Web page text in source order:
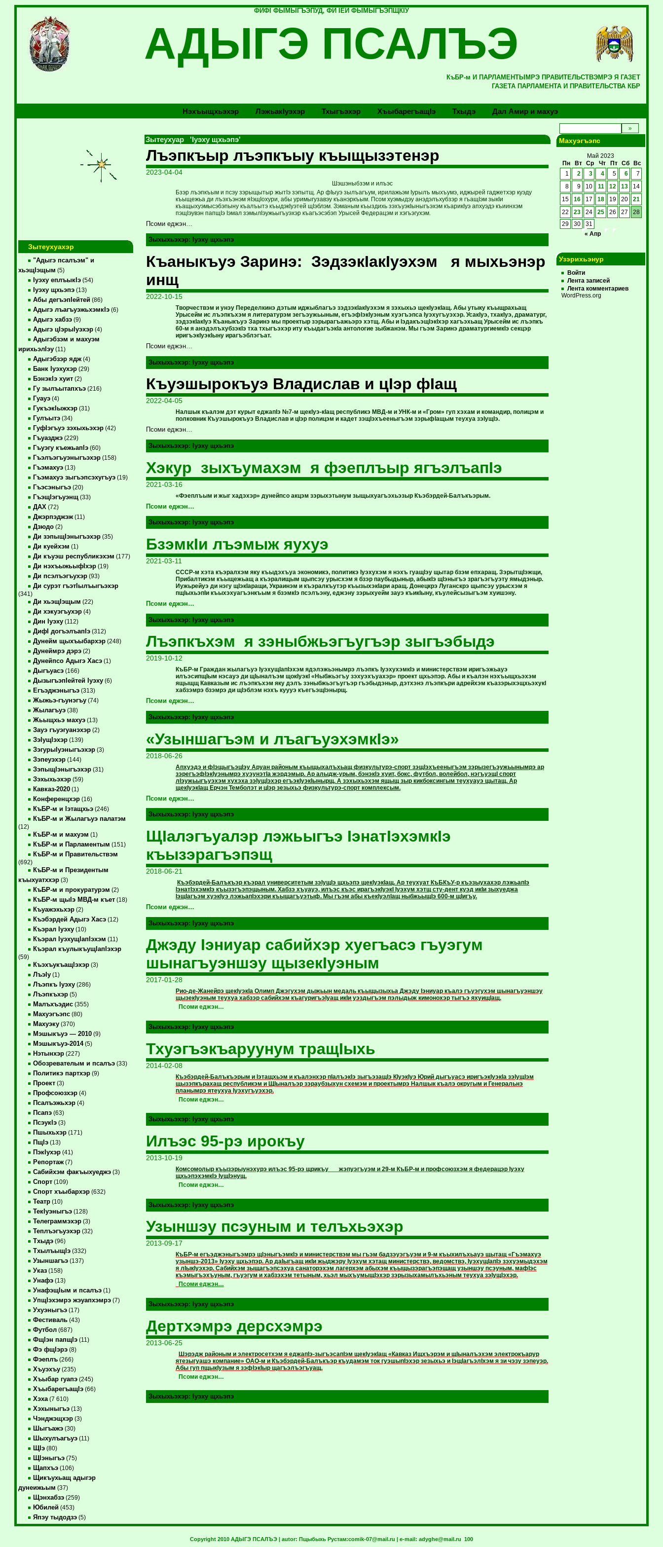
ФИФI ФЫМЫГЪЭПУД, ФИ IЕЙ ФЫМЫГЪЭПЩКIУ
АДЫГЭ ПСАЛЪЭ
КъБР-м И ПАРЛАМЕНТЫМРЭ ПРАВИТЕЛЬСТВЭМРЭ Я ГАЗЕТ
ГАЗЕТА ПАРЛАМЕНТА И ПРАВИТЕЛЬСТВА КБР
Нэхъыщхьэхэр Лэжьакlуэхэр Тхыгъэхэр Хъыбарегъащlэ Тхыдэ Дал Амир и махуэ
Зытеухуахэр
"Адыгэ псалъэм" и
хьэщIэщым (5)
Iуэху еплъыкIэ(54)
Iуэху щхьэпэ(13)
Абы дегъэпIейтей(86)
Адыгэ лъагъуэжьхэмкIэ(6)
Адыгэ хабзэ(9)
Адыгэ цIэрыIуэхэр(4)
Адыгэбзэм и махуэм
ирихьэлIэу(11)
Адыгэбзэр ядж(4)
Банк Iуэхухэр(29)
БэнэкIэ хуит(2)
Гу зылъытапхъэ(216)
Гуауэ(4)
ГукъэкIыжхэр(31)
Гулъытэ(34)
ГуфIэгъуэ зэхыхьэхэр(42)
Гъуазджэ(229)
Гъуэгу къежьапIэ(60)
Гъэлъэгъуэныгъэхэр(158)
Гъэмахуэ(13)
Гъэмахуэ зыгъэпсэхугъуэ(19)
Гъэсэныгъэ(20)
ГъэщIэгъуэнщ(33)
ДАХ (72)
Джэрпэджэж(11)
Дзюдо(2)
Ди зэпыщIэныгъэхэр(35)
Ди куейхэм (1)
Ди къуэш республикэхэм (177)
Ди нэхъыжьыфIхэр(19)
Ди псэлъэгъухэр(93)
Ди сурэт гъэтIылъыгъэхэр
(341)
Ди хьэщIэщым (22)
Ди хэкуэгъухэр(4)
Дин Iуэху(112)
ДифI догъэлъапIэ(312)
Дунейм щыхъыбархэр(248)
Дунеймрэ дэрэ(2)
Дунейпсо Адыгэ Хасэ(1)
Дыгъуасэ(166)
ДызыгъэпIейтей Iуэху(6)
Егъэджэныгъэ(313)
Жыжьэ-гъунэгъу(74)
Жылагъуэ(38)
Жьыщхьэ махуэ(13)
Зауэ гъуэгуанэхэр(2)
ЗэIущIэхэр(139)
ЗэгурыIуэныгъэхэр(3)
Зэпеуэхэр(144)
ЗэпыщIэныгъэхэр(31)
Зэхыхьэхэр(59)
Кавказ-2020(1)
Конференцхэр(16)
КъБР-м и Iэтащхьэ(246)
КъБР-м и Жылагъуэ палатэм
(12)
КъБР-м и махуэм (1)
КъБР-м и Парламентым (151)
КъБР-м и Правительствэм
(692)
КъБР-м и Президентым
къыхуатххэр(3)
КъБР-м и прокуратурэм (2)
КъБР-м щыIэ МВД-м къет(18)
Къуажэхьхэр(2)
Къэбэрдей Адыгэ Хасэ(12)
Къэрал Iуэху(10)
Къэрал IуэхущIапIэхэм (11)
Къэрал къулыкъущIапIэхэр
(59)
КъэхъукъащIэхэр(3)
ЛъэIу(1)
Лъэпкъ Iуэху(286)
Лъэпкъхэр(5)
Малъхъэдис(355)
Махуэгъэпс(80)
Махуэку(370)
Мэшыкъуэ — 2010(9)
Мэшыкъуэ-2014(5)
Нэтынхэр(227)
Обозревателым и псалъэ(33)
Политикэ партхэр(9)
Проект(3)
Профсоюзхэр(4)
Псалъэжьхэр(4)
Псапэ(63)
ПсэукIэ(3)
Пшыхьхэр(171)
ПщIэ(13)
ПэкIухэр(41)
Репортаж(7)
Сабийхэм факъыхуеджэ(3)
Спорт(109)
Спорт хъыбархэр(632)
Театр(10)
ТекIуэныгъэ(128)
Телеграммэхэр(3)
Теплъэгъуэхэр(32)
Тхыдэ(96)
ТхылъыщIэ(332)
Узыншагъэ(137)
Указ(158)
Унафэ(13)
УнафэщIым и псалъэ(1)
УпщIэхэмрэ жэуапхэмрэ(7)
Ухуэныгъэ(17)
Фестиваль(43)
Футбол(687)
ФщIэн папщIэ(11)
Фэ фщIэрэ(8)
Фэеплъ(266)
Хъуэхъу(235)
Хъыбар гуапэ(245)
ХъыбарегъащIэ(66)
Хэха(7 610)
Хэхыныгъэ(13)
Чэнджэщхэр(3)
Шыгъажэ(30)
Шыхулъагъуэ(11)
ЩIэ(80)
ЩIэныгъэ(75)
Щапхъэ(106)
Щикъухьащ адыгэр
дунеижьым (37)
Щэнхабзэ(259)
Юбилей(453)
Япэу тыдодзэ(5)
Зытеухуар 'Iуэху щхьэпэ'
Лъэпкъыр лъэпкъыу къыщызэтенэр
2023-04-04
Шэшэныбзэм и илъэс
Бзэр лъэпкъым и псэу зэрыщытыр жытIэ зэпытщ. Ар фIыуэ зылъагъум, ирилажьэм Iурылъ мыхъумэ, иджырей гаджетхэр куэду
къыщежьа ди лъэхъэнэм яIэщIохури, абы уримыгузавэу къанэркъым. Псом хуэмыдэу анэдэлъхубзэр я гъащIэм зыкIи
къащыхуэмысэбэпыну къалъытэ къыдэкIуэтей щIэблэм. Зэманым къыздихь зэхъуэкIыныгъэхэм къарикIуэ апхуэдэ къиинхэм
пэщIэувэн папщIэ Iэмал зэмылIэужьыгъуэхэр къагъэсэбэп Урысей Федерацэм и хэгъэгухэм.
Псоми еджэн…
Зыхыхьэхэр: Iуэху щхьэпэ
Къаныкъуэ Заринэ: ЗэдзэкIакIуэхэм я мыхьэнэр
инщ
2022-10-15
Творчествэм и унэу Переделкинэ дэтым иджыблагъэ зэдзэкIакIуэхэм я зэхыхьэ щекIуэкIащ. Абы утыку къыщрахьащ
Урысейм ис лъэпкъхэм я литературэм зегъэужьыным, егъэфIэкIуэным хуэгъэпса Iуэхугъуэхэр. УсакIуэ, тхакIуэ, драматург,
зэдзэкIакIуэ Къаныкъуэ Заринэ мы проектыр зэрырагъажьэрэ хэтщ. Абы и IэдакъэщIэкIхэр хагъэхьащ Урысейм ис лъэпкъ
60-м я анэдэлъхубзэкIэ тха тхыгъэхэр иту къыдагъэкIа антологие зыбжанэм. Мы гъэм Заринэ драматургиемкIэ секцэр
иригъэкIуэкIыну ирагъэблэгъат.
Псоми еджэн…
Зыхыхьэхэр: Iуэху щхьэпэ
Къуэшырокъуэ Владислав и цIэр фIащ
2022-04-05
Налшык къалэм дэт курыт еджапIэ №7-м щекIуэ-кIащ республикэ МВД-м и УНК-м и «Гром» гуп хэхам и командир, полицэм и
полковник Къуэшырокъуэ Владислав и цIэр полицэм и кадет зэщIэхъееныгъэм зэрыфIащым теухуа зэIущIэ.
Псоми еджэн…
Зыхыхьэхэр: Iуэху щхьэпэ
Хэкур зыхъумахэм я фэеплъыр ягъэлъапIэ
2021-03-16
«Фэеплъым и жыг хадэхэр» дунейпсо акцэм зэрыхэтынум зыщыхуагъэхьэзыр Къэбэрдей-Балъкъэрым.
Псоми еджэн…
Зыхыхьэхэр: Iуэху щхьэпэ
БзэмкIи лъэмыж яухуэ
2021-03-11
СССР-м хэта къэралхэм яку къыдэхъуа экономикэ, политикэ Iуэхухэм я нэхъ гуащIэу щытар бзэм епхаращ. ЗэрытщIэжщи,
Прибалтикэм къыщежьащ а къэралищым щыпсэу урысхэм я бзэр паубыдыныр, абыкIэ щIэныгъэ зрагъэгъуэту ямыдэныр.
Иужьрейуэ ди нэгу щIэкIаращи, Украинэм и къэралкъутэр къызыхэкIари аращ. Донецкрэ Луганскрэ щыпсэу урысхэм я
пщIыхьэпIи къыхэхуагъэнкъым я бзэмкIэ псэлъэну, еджэну зэрыхуейм зауэ къикIыну, къулейсызыгъэм хуишэну.
Псоми еджэн…
Зыхыхьэхэр: Iуэху щхьэпэ
Лъэпкъхэм я зэныбжьэгъугъэр зыгъэбыдэ
2019-10-12
КъБР-м Граждан жылагъуэ IуэхущIапIэхэм ядэлэжьэнымрэ лъэпкъ IуэхухэмкIэ и министерствэм иригъэжьауэ
илъэсипщIым нэсауэ ди щIыналъэм щокIуэкI «Ныбжьэгъу зэхуэхъуахэр» проект щхьэпэр. Абы и къалэн нэхъыщхьэхэм
ящыщщ Кавказым ис лъэпкъхэм яку дэлъ зэныбжьэгъугъэр гъэбыдэныр, дэтхэнэ лъэпкъри адрейхэм къазэрыхэщхьэхукI
хабзэмрэ бзэмрэ ди щIэблэм нэхъ куууэ къегъэщIэнырщ.
Псоми еджэн…
Зыхыхьэхэр: Iуэху щхьэпэ
«Узыншагъэм и лъагъуэхэмкIэ»
2018-06-26
Апхуэдэ и фIэщыгъэцIэу Аруан районым къыщыхалъхьащ физкультурэ-спорт зэщIэхъееныгъэм зэрызегъэужьынымрэ ар
зэрегъэфIэкIуэнымрэ хуэунэтIа жэрдэмыр. Ар алыдж-урым, бэнэкIэ хуит, бокс, футбол, волейбол, нэгъуэщI спорт
лIэужьыгъуэхэм хухэха зэIущIэхэр егъэкIуэкIынырщ. А зэхыхьэхэм ящыщ зыр кикбоксингым теухуауэ щытащ. Ар
щекIуэкIащ Ерчэн Темболэт и цIэр зезыхьэ физкультурэ-спорт комплексым.
Псоми еджэн…
Зыхыхьэхэр: Iуэху щхьэпэ
ЩIалэгъуалэр лэжьыгъэ IэнатIэхэмкIэ
къызэрагъэпэщ
2018-06-21
Къэбэрдей-Балъкъэр къэрал университетым зэIущIэ щхьэпэ щекIуэкIащ. Ар теухуат КъБКъУ-р къэзыухахэр лэжьапIэ
IэнатIэхэмкIэ къызэгъэпэщыным. Хабзэ хъуауэ, илъэс къэс ирагъэкIуэкI Iуэхум хэтщ сту-дент куэд икIи зыхуеджа
IэщIагъэм хуэкIуэ лэжьапIэхэри къыщагъуэтыф. Мы гъэм абы къекIуэлIащ ныбжьыщIэ 600-м щIигъу.
Псоми еджэн…
Зыхыхьэхэр: Iуэху щхьэпэ
Джэду Iэниуар сабийхэр хуегъасэ гъуэгум
шынагъуэншэу щызекIуэным
2017-01-28
Рио-де-Жанейрэ щекIуэкIа Олимп Джэгухэм дыжьын медаль къыщызыхьа Джэду Iэниуар къалэ гъуэгухэм шынагъуэншэу
щызекIуэным теухуа хабзэр сабийхэм къагуригъэIуащ икIи уэздыгъэм пэлыдыж кимонохэр тыгъэ яхуищIащ.
Псоми еджэн…
Зыхыхьэхэр: Iуэху щхьэпэ
Тхуэгъэкъаруунум тращIыхь
2014-02-08
Къэбэрдей-Балъкъэрым и Iэтащхьэм и къалэнхэр пIалъэкIэ зыгъэзащIэ КIуэ­кIуэ Юрий дыгъуасэ ири­гъэ­кIуэкIа зэIущIэм
щызэпкърахащ республикэм и ЩIыналъэр зэраубзыхун схемэм и проектымрэ Налшык къалэ округым и Генеральнэ
планымрэ ятеухуа Iуэхугъуэхэр.
Псоми еджэн…
Зыхыхьэхэр: Iуэху щхьэпэ
Илъэс 95-рэ ирокъу
2013-10-19
Комсомолыр къызэрыунэхурэ илъэс 95-рэ щрикъу жэпуэгъуэм и 29-м КъБР-м и профсоюзхэм я федерацэр Iуэху
щхьэпэхэмкIэ IущIэнущ.
Псоми еджэн…
Зыхыхьэхэр: Iуэху щхьэпэ
Узыншэу псэуным и телъхьэхэр
2013-09-17
КъБР-м егъэджэныгъэмрэ щIэныгъэмкIэ и министерствэм мы гъэм бадзэуэ­гъуэм и 9-м къыхилъхьауэ щытащ «Гъэмахуэ
узыншэ-2013» Iуэху щхьэпэр. Ар даIыгъащ икIи жыджэру Iуэхум хэтащ министерствэ, ведомствэ, IуэхущIапIэ зэхуэмыдэхэм
я лIыкIуэхэр. Сабийхэм зыщагъэпсэхуа санаторэхэм лагерхэм абыхэм къыщызэрагъэпэщащ узыншэу псэуным, мафIэс
къэмыгъэхъуным, гъуэгум и хабзэхэм тетыным, хьэл мыхъумы­щIэ­хэр зэрызыхамылъхьэным теухуа зэIущIэхэр.
Псоми еджэн…
Зыхыхьэхэр: Iуэху щхьэпэ
Дертхэмрэ дерсхэмрэ
2013-06-25
Шэрэдж районым и электросетхэм я еджапIэ-зыгъэ­са­пIэм щекIуэкIащ «Кавказ Ищхъэрэм и щIыналъэхэм электрокъарур
ятезыгуашэ компание» ОАО-м и Къэбэрдей-Балъкъэр къудамэм ток гуэ­шыпIэхэр зезыхьэ и IэщIа­гъэлIхэм я зи чэзу зэпеуэр.
Абы гуп пщыкIузым я зэфIэ­кIыр щагъэлъэгъуащ.
Псоми еджэн…
Зыхыхьэхэр: Iуэху щхьэпэ
Махуэгъэпс
Май 2023
Пн
Вт Ср Чт Пт Сб
Вс
1
2 3 4 5 6 7
8 9 10 11 12 13 14
15 16 17 18 19 20 21
22 23 24 25 26 27
28
29
30
31
« Апр
Узэрихьэнур
Войти
Лента записей
Лента комментариев
WordPress.org
Copyright 2010 АДЫГЭ ПСАЛЪЭ | autor: Пщыбыхь Рустам:comik-07@mail.ru | e-mail: adyghe@mail.ru 100